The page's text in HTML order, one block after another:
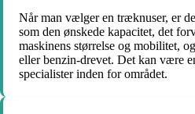
Når man vælger en træknuser, er
som den ønskede kapacitet, det
maskinens størrelse og mobilitet,
eller benzin-drevet. Det kan være
specialister inden for området.